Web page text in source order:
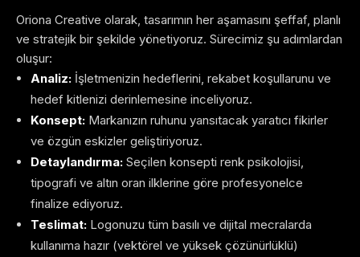
Oriona Creative olarak, tasarımın her aşamasını şeffaf, planlı
ve stratejik bir şekilde yönetiyoruz. Sürecimiz şu adımlardan
oluşur:
Analiz: İşletmenizin hedeflerini, rekabet koşullarunu ve
hedef kitlenizi derinlemesine inceliyoruz.
Konsept: Markanızın ruhunu yansıtacak yaratıcı fikirler
ve özgün eskizler geliştiriyoruz.
Detaylandırma: Seçilen konsepti renk psikolojisi,
tipografi ve altın oran ilklerine göre profesyonelce
finalize ediyoruz.
Teslimat: Logonuzu tüm basılı ve dijital mecralarda
kullanıma hazır (vektörel ve yüksek çözünürlüklü)